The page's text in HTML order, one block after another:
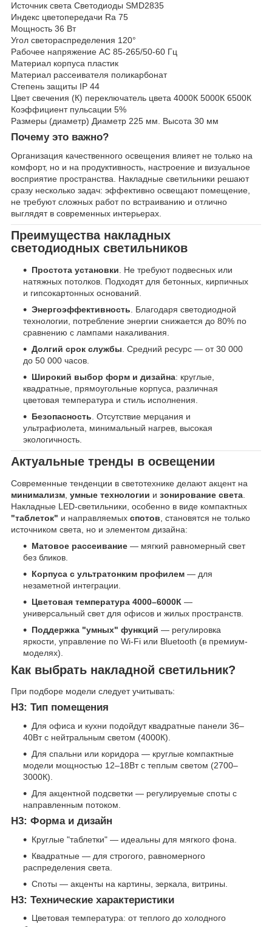
Источник света Светодиоды SMD2835
Индекс цветопередачи Ra 75
Мощность 36 Вт
Угол светораспределения 120°
Рабочее напряжение AC 85-265/50-60 Гц
Материал корпуса пластик
Материал рассеивателя поликарбонат
Степень защиты IP 44
Цвет свечения (К) переключатель цвета 4000К 5000К 6500К
Коэффициент пульсации 5%
Размеры (диаметр) Диаметр 225 мм. Высота 30 мм
Почему это важно?
Организация качественного освещения влияет не только на
комфорт, но и на продуктивность, настроение и визуальное
восприятие пространства. Накладные светильники решают
сразу несколько задач: эффективно освещают помещение,
не требуют сложных работ по встраиванию и отлично
выглядят в современных интерьерах.
Преимущества накладных
светодиодных светильников
Простота установки . Не требуют подвесных или
натяжных потолков. Подходят для бетонных, кирпичных
и гипсокартонных оснований.
Энергоэффективность . Благодаря светодиодной
технологии, потребление энергии снижается до 80% по
сравнению с лампами накаливания.
Долгий срок службы . Средний ресурс — от 30 000
до 50 000 часов.
Широкий выбор форм и дизайна: круглые,
квадратные, прямоугольные корпуса, различная
цветовая температура и стиль исполнения.
Безопасность . Отсутствие мерцания и
ультрафиолета, минимальный нагрев, высокая
экологичность.
Актуальные тренды в освещении
Современные тенденции в светотехнике делают акцент на
минимализм умные технологии и зонирование света
Накладные LED-светильники, особенно в виде компактных
"таблеток" и направляемых спотов , становятся не только
источником света, но и элементом дизайна:
Матовое рассеивание — мягкий равномерный свет
без бликов.
Корпуса с ультратонким профилем — для
незаметной интеграции.
Цветовая температура 4000–6000К —
универсальный свет для офисов и жилых пространств.
Поддержка "умных" функций — регулировка
яркости, управление по Wi-Fi или Bluetooth (в премиум-
моделях).
Как выбрать накладной светильник?
При подборе модели следует учитывать:
H3: Тип помещения
Для офиса и кухни подойдут квадратные панели 36–
40Вт с нейтральным светом (4000К).
Для спальни или коридора — круглые компактные
модели мощностью 12–18Вт с теплым светом (2700–
3000К).
Для акцентной подсветки — регулируемые споты с
направленным потоком.
H3: Форма и дизайн
Круглые "таблетки" — идеальны для мягкого фона.
Квадратные — для строгого, равномерного
распределения света.
Споты — акценты на картины, зеркала, витрины.
H3: Технические характеристики
Цветовая температура: от теплого до холодного